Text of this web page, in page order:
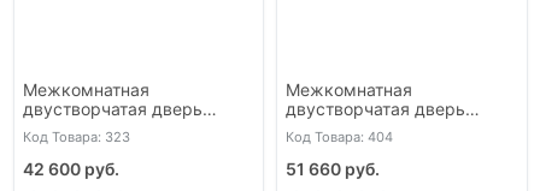
Межкомнатная
двустворчатая дверь
массив ольхи Гармония
белая эмаль глухая
Код Товара: 323
42 600 руб.
Межкомнатная
двустворчатая дверь
массив ольхи Лондон 2
античный орех со стеклом
Код Товара: 404
51 660 руб.